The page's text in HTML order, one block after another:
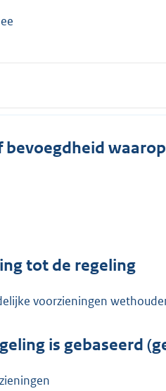
tot de regeling
voorzieningen
is gebaseerd